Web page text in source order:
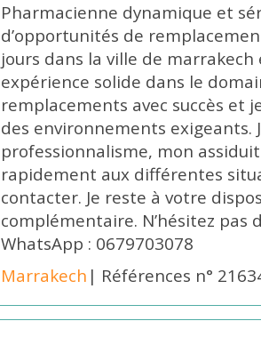
Pharmacienne dynamique et
d’opportunités de
jours dans la ville de marrakech
expérience solide dans le
remplacements avec succès et
des environnements exigeants.
professionnalisme, mon
rapidement aux différentes
contacter. Je reste à votre
complémentaire. N’hésitez
WhatsApp : 0679703078
Marrakech | Références n°